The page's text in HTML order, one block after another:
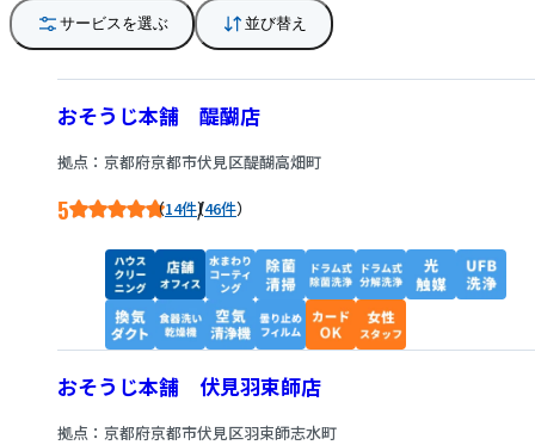
サービスを選ぶ 並び替え
おそうじ本舗 醍醐店
拠点：京都府京都市伏見区醍醐高畑町
5 14件/46件
おそうじ本舗 伏見羽束師店
拠点：京都府京都市伏見区羽束師志水町